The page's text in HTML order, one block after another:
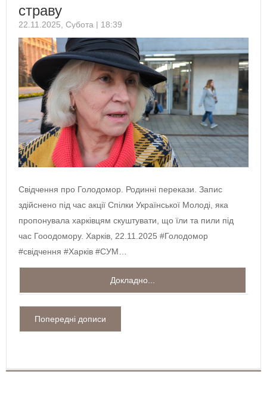
страву
22.11.2025, Субота | 18:39
Свідчення про Голодомор. Родинні перекази. Запис
здійснено під час акції Спілки Української Молоді, яка
пропонувала харківцям скуштувати, що їли та пили під
час Гооодомору. Харків, 22.11.2025 #Голодомор
#свідчення #Харків #СУМ…
Докладно...
Попередні дописи